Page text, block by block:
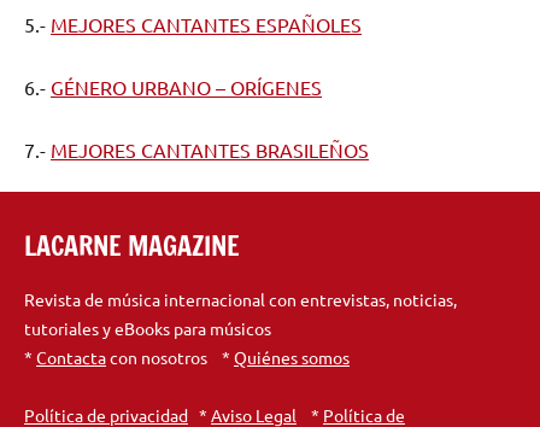
5.- MEJORES CANTANTES ESPAÑOLES
6.- GÉNERO URBANO – ORÍGENES
7.- MEJORES CANTANTES BRASILEÑOS
LACARNE MAGAZINE
Revista de música internacional con entrevistas, noticias,
tutoriales y eBooks para músicos
* Contactacon nosotros * Quiénes somos
Política de privacidad * Aviso Legal * Política de